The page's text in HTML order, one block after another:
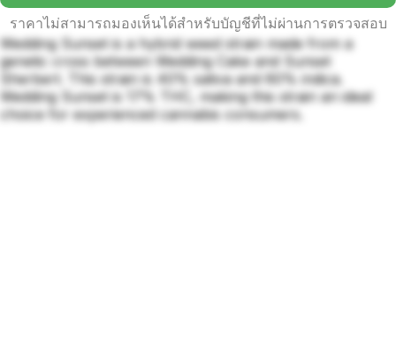
ราคาไม่สามารถมองเห็นได้สำหรับบัญชีที่ไม่ผ่านการตรวจสอบ
Wedding Sunset is a hybrid weed strain made from a
genetic cross between Wedding Cake and Sunset
Sherbert. This strain is 40% sativa and 60% indica.
Wedding Sunset is 17% THC, making this strain an ideal
choice for experienced cannabis consumers.